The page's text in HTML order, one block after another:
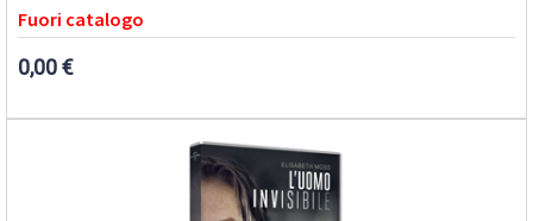
Fuori catalogo
0,00 €